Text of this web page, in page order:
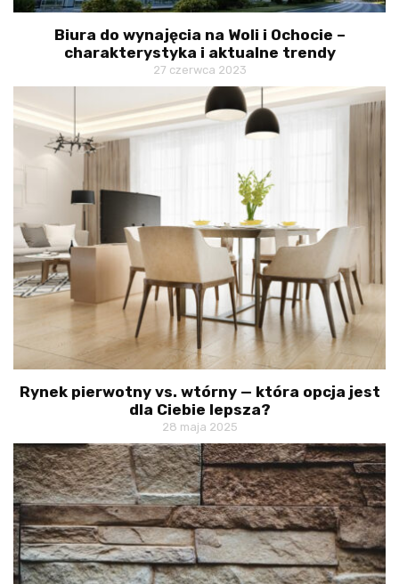
Biura do wynajęcia na Woli i Ochocie –
charakterystyka i aktualne trendy
27 czerwca 2023
Rynek pierwotny vs. wtórny — która opcja jest
dla Ciebie lepsza?
28 maja 2025